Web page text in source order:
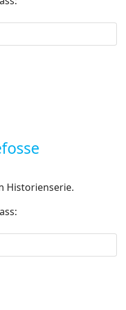
Historienserie.